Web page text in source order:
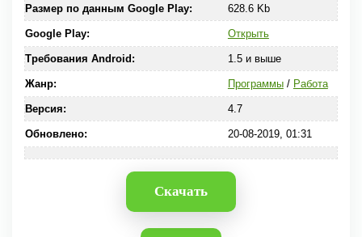
Размер по данным Google Play: 628.6 Kb
Google Play: Открыть
Требования Android: 1.5 и выше
Жанр: Программы/ Работа
Версия: 4.7
Обновлено: 20-08-2019, 01:31
Скачать